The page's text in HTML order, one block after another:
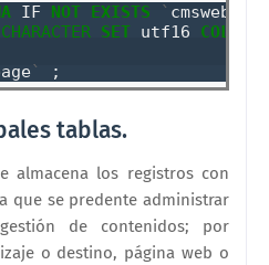
IF NOT EXISTS ` cmswebpage
CHARACTER SET utf16 COLLATE
`
tablas.
almacena los registros con
que se predente administrar
de contenidos; por
o destino, página web o